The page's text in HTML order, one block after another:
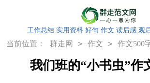
工作总结 实用资料 好句 作文 读后感 观
当前位置： 群走网 > 作文 > 作文500
书虫”作文500字
我们班的“小书虫”作